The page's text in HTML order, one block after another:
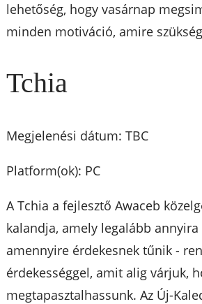
lehetőség, hogy vasárnap
minden motiváció, amire
Tchia
Megjelenési dátum: TBC
Platform(ok): PC
A Tchia a fejlesztő Awaceb
kalandja, amely legalább
amennyire érdekesnek tűnik -
érdekességgel, amit alig várjuk,
megtapasztalhassunk. Az Új-